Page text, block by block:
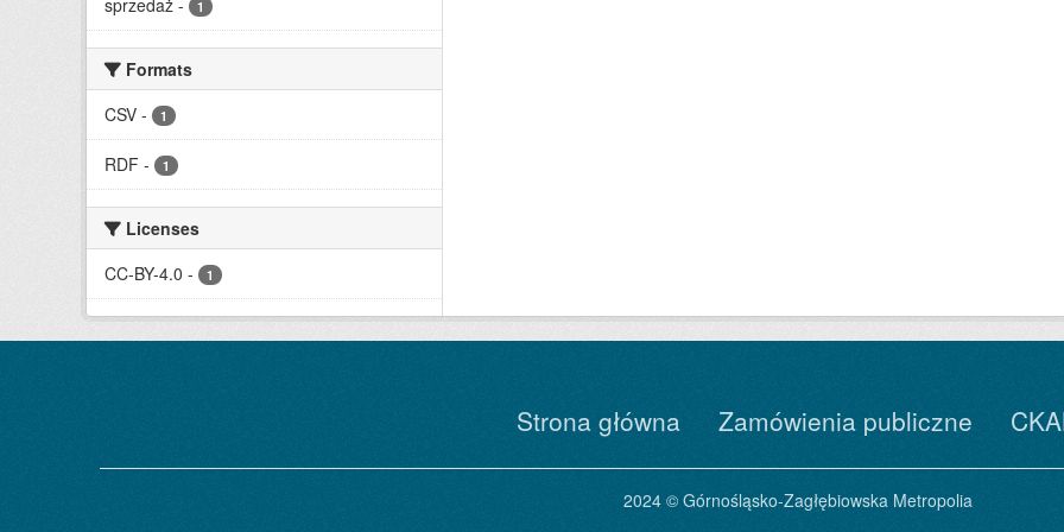
1
Formats
CSV - 1
RDF - 1
Licenses
CC-BY-4.0 - 1
Strona główna Zamówienia publiczne
2024 © Górnośląsko-Zagłębiowska Metropolia